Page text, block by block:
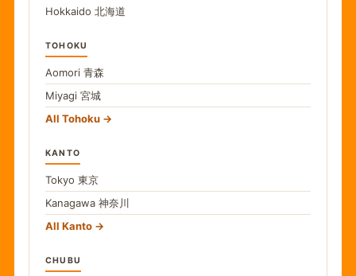
Hokkaido 北海道
TOHOKU
Aomori 青森
Miyagi 宮城
All Tohoku
KANTO
Tokyo 東京
Kanagawa 神奈川
All Kanto
CHUBU